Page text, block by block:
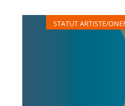
STATUT ARTISTE/